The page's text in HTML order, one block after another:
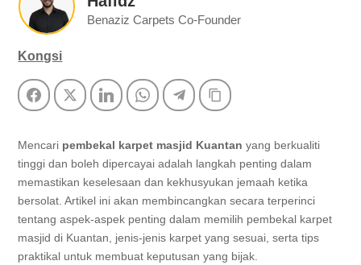
Benaziz Carpets Co-Founder
Kongsi
FacebookTwitter LinkedInWhatsAppTelegramCopy Link
Mencari pembekal karpet masjid Kuantan yang berkualiti
tinggi dan boleh dipercayai adalah langkah penting dalam
memastikan keselesaan dan kekhusyukan jemaah ketika
bersolat. Artikel ini akan membincangkan secara terperinci
tentang aspek-aspek penting dalam memilih pembekal karpet
masjid di Kuantan, jenis-jenis karpet yang sesuai, serta tips
praktikal untuk membuat keputusan yang bijak.